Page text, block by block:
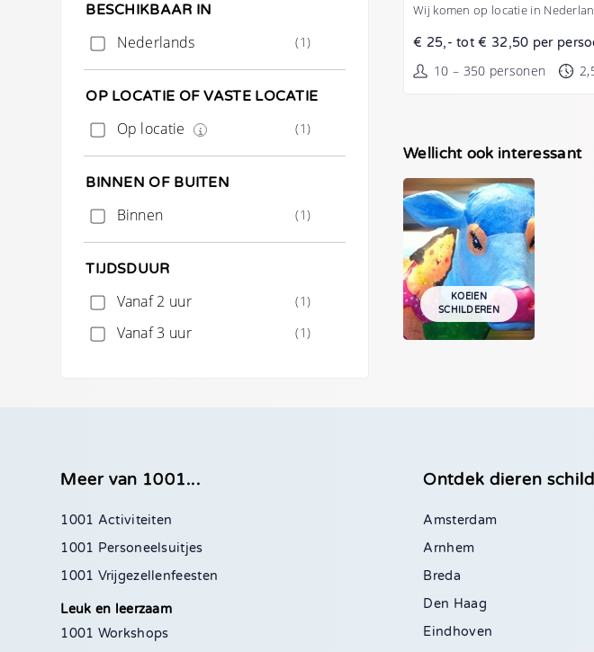
BESCHIKBAAR IN
Nederlands (1)
OP LOCATIE OF VASTE LOCATIE
Op locatie (1)
BINNEN OF BUITEN
Binnen (1)
TIJDSDUUR
Vanaf 2 uur (1)
Vanaf 3 uur (1)
Wij komen op locatie in
€ 25,- tot € 32,50 per
10 – 350 personen
Wellicht ook interessant
KOEIEN
SCHILDEREN
Meer van 1001...
1001 Activiteiten
1001 Personeelsuitjes
1001 Vrijgezellenfeesten
Leuk en leerzaam
1001 Workshops
Ontdek dieren
Amsterdam
Arnhem
Breda
Den Haag
Eindhoven